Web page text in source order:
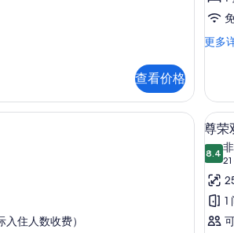
查看价格
的
所
片
更多
舒
房
更
多
信
息
羽绒被、客房内保险箱、笔记本电脑工作区
住人数收费）
显
示
尊
荣
双
床
7
尊荣
8.4
8.4
条
点
1